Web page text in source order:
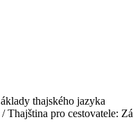
/ Thajština pro cestovatele: